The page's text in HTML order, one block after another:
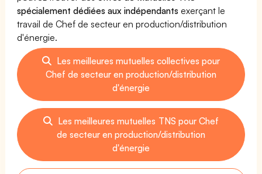
spécialement dédiées aux indépendants exerçant le
travail de Chef de secteur en production/distribution
d'énergie.
Les meilleures mutuelles collectives pour
Chef de secteur en production/distribution
d'énergie
Les meilleures mutuelles TNS pour Chef
de secteur en production/distribution
d'énergie